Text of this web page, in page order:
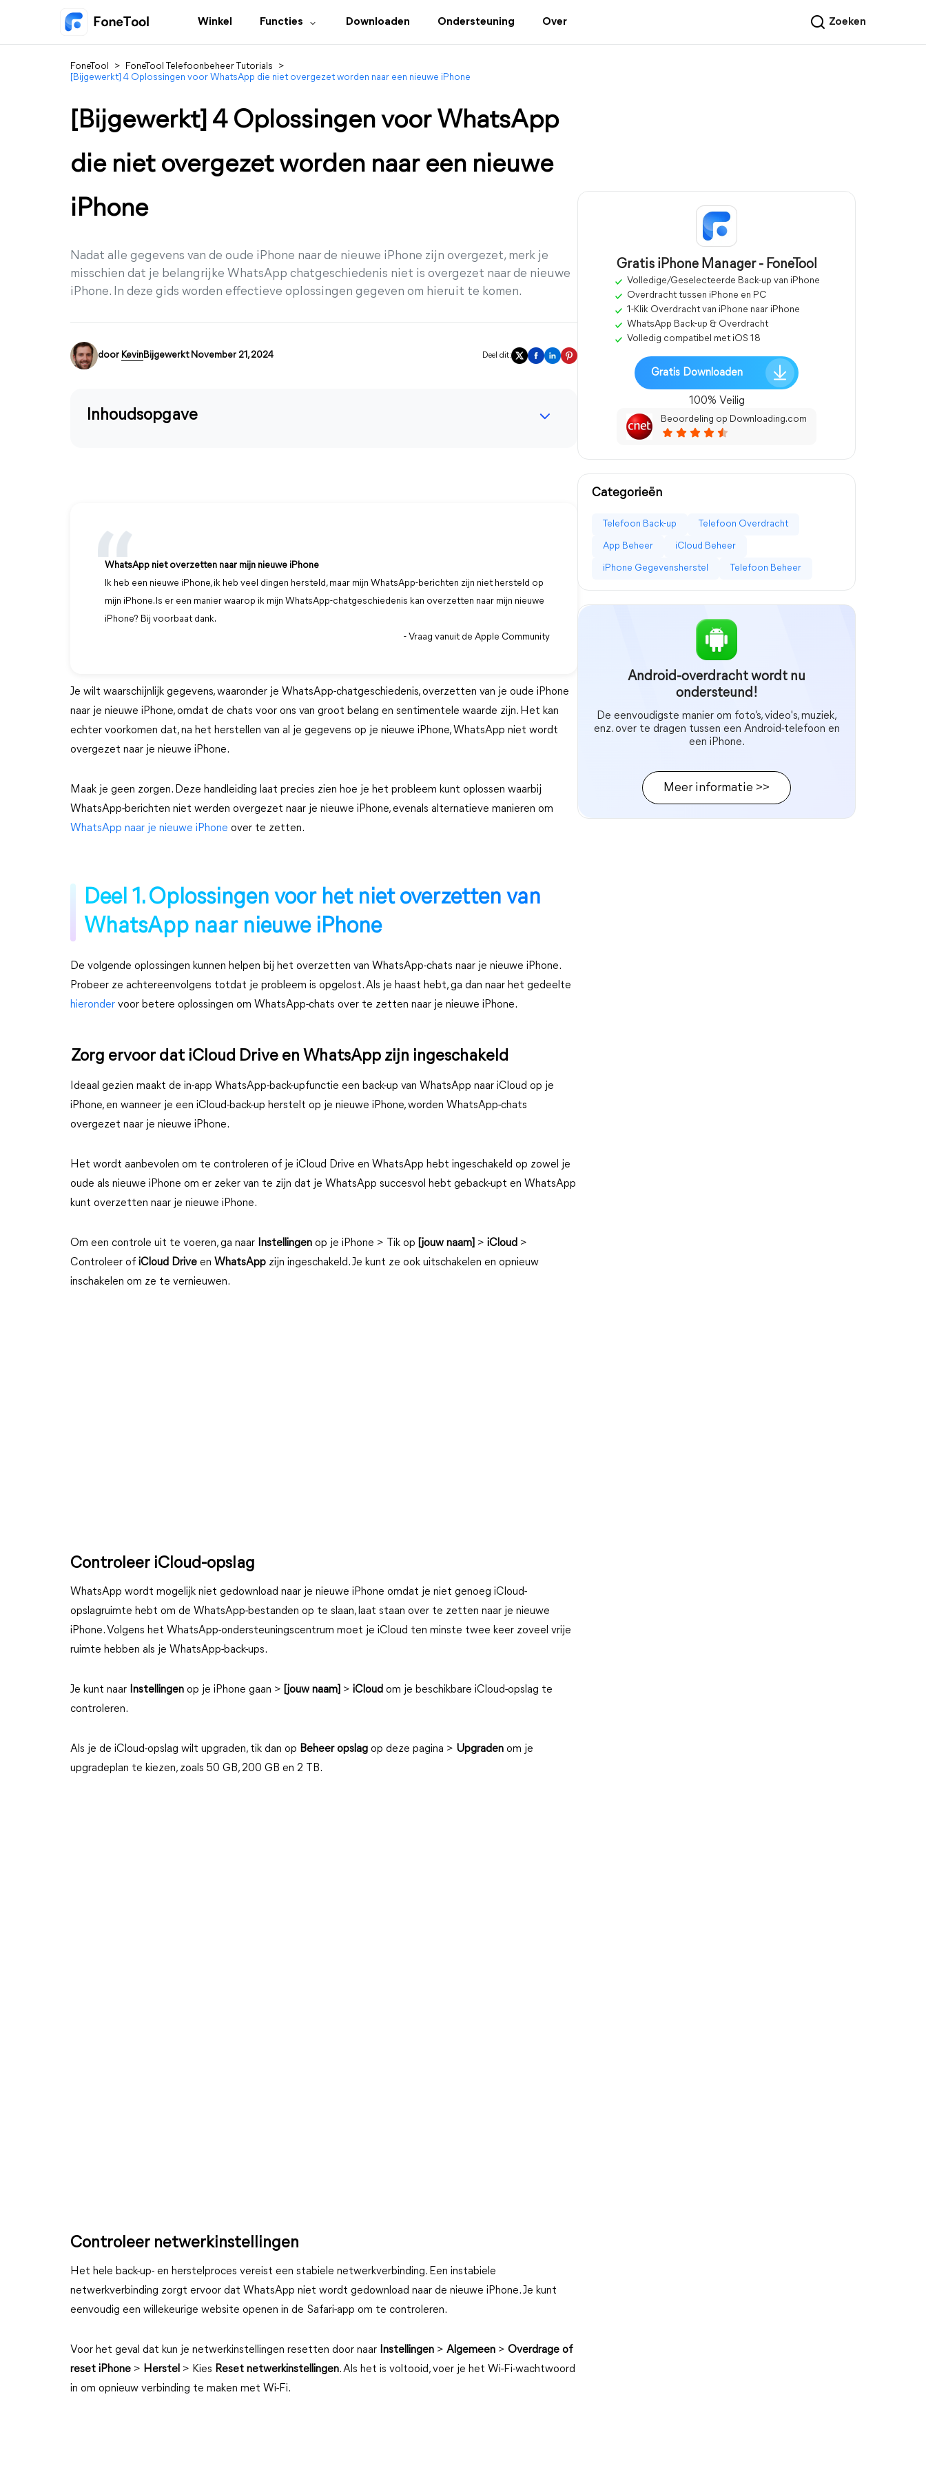
Winkel Functies Downloaden Ondersteuning Over Zoeken
FoneTool > FoneTool Telefoonbeheer Tutorials
>
[Bijgewerkt] 4 Oplossingen voor WhatsApp die niet overgezet worden naar een nieuwe iPhone
[Bijgewerkt] 4 Oplossingen voor WhatsApp
die niet overgezet worden naar een nieuwe
iPhone
Nadat alle gegevens van de oude iPhone naar de nieuwe iPhone zijn overgezet, merk je
misschien dat je belangrijke WhatsApp chatgeschiedenis niet is overgezet naar de nieuwe
iPhone. In deze gids worden effectieve oplossingen gegeven om hieruit te komen.
door KevinBijgewerkt November 21, 2024 Deel dit:
Inhoudsopgave
WhatsApp niet overzetten naar mijn nieuwe iPhone
Ik heb een nieuwe iPhone, ik heb veel dingen hersteld, maar mijn WhatsApp-berichten zijn niet hersteld op
mijn iPhone. Is er een manier waarop ik mijn WhatsApp-chatgeschiedenis kan overzetten naar mijn nieuwe
iPhone? Bij voorbaat dank.
- Vraag vanuit de Apple Community
Je wilt waarschijnlijk gegevens, waaronder je WhatsApp-chatgeschiedenis, overzetten van je oude iPhone
naar je nieuwe iPhone, omdat de chats voor ons van groot belang en sentimentele waarde zijn. Het kan
echter voorkomen dat, na het herstellen van al je gegevens op je nieuwe iPhone, WhatsApp niet wordt
overgezet naar je nieuwe iPhone.
Maak je geen zorgen. Deze handleiding laat precies zien hoe je het probleem kunt oplossen waarbij
WhatsApp-berichten niet werden overgezet naar je nieuwe iPhone, evenals alternatieve manieren om
WhatsApp naar je nieuwe iPhone over te zetten.
Deel 1. Oplossingen voor het niet overzetten van
WhatsApp naar nieuwe iPhone
De volgende oplossingen kunnen helpen bij het overzetten van WhatsApp-chats naar je nieuwe iPhone.
Probeer ze achtereenvolgens totdat je probleem is opgelost. Als je haast hebt, ga dan naar het gedeelte
hieronder voor betere oplossingen om WhatsApp-chats over te zetten naar je nieuwe iPhone.
Zorg ervoor dat iCloud Drive en WhatsApp zijn ingeschakeld
Ideaal gezien maakt de in-app WhatsApp-back-upfunctie een back-up van WhatsApp naar iCloud op je
iPhone, en wanneer je een iCloud-back-up herstelt op je nieuwe iPhone, worden WhatsApp-chats
overgezet naar je nieuwe iPhone.
Het wordt aanbevolen om te controleren of je iCloud Drive en WhatsApp hebt ingeschakeld op zowel je
oude als nieuwe iPhone om er zeker van te zijn dat je WhatsApp succesvol hebt geback-upt en WhatsApp
kunt overzetten naar je nieuwe iPhone.
Om een controle uit te voeren, ga naar Instellingen op je iPhone > Tik op [jouw naam] > iCloud >
Controleer of iCloud Drive en WhatsApp zijn ingeschakeld. Je kunt ze ook uitschakelen en opnieuw
inschakelen om ze te vernieuwen.
Controleer iCloud-opslag
WhatsApp wordt mogelijk niet gedownload naar je nieuwe iPhone omdat je niet genoeg iCloud-
opslagruimte hebt om de WhatsApp-bestanden op te slaan, laat staan over te zetten naar je nieuwe
iPhone. Volgens het WhatsApp-ondersteuningscentrum moet je iCloud ten minste twee keer zoveel vrije
ruimte hebben als je WhatsApp-back-ups.
Je kunt naar Instellingen op je iPhone gaan > [jouw naam] > iCloud om je beschikbare iCloud-opslag te
controleren.
Als je de iCloud-opslag wilt upgraden, tik dan op Beheer opslag op deze pagina > Upgraden om je
upgradeplan te kiezen, zoals 50 GB, 200 GB en 2 TB.
Controleer netwerkinstellingen
Het hele back-up- en herstelproces vereist een stabiele netwerkverbinding. Een instabiele
netwerkverbinding zorgt ervoor dat WhatsApp niet wordt gedownload naar de nieuwe iPhone. Je kunt
eenvoudig een willekeurige website openen in de Safari-app om te controleren.
Voor het geval dat kun je netwerkinstellingen resetten door naar Instellingen > Algemeen > Overdrage of
reset iPhone > Herstel > Kies Reset netwerkinstellingen. Als het is voltooid, voer je het Wi-Fi-wachtwoord
in om opnieuw verbinding te maken met Wi-Fi.
Gratis iPhone Manager - FoneTool
Volledige/Geselecteerde Back-up van iPhone
Overdracht tussen iPhone en PC
1-Klik Overdracht van iPhone naar iPhone
WhatsApp Back-up & Overdracht
Volledig compatibel met iOS 18
Gratis Downloaden
100% Veilig
Beoordeling op Downloading.com
Categorieën
Telefoon Back-up Telefoon Overdracht
App Beheer iCloud Beheer
iPhone Gegevensherstel Telefoon Beheer
Android-overdracht wordt nu
ondersteund!
De eenvoudigste manier om foto’s, video's, muziek,
enz. over te dragen tussen een Android-telefoon en
een iPhone.
Meer informatie >>